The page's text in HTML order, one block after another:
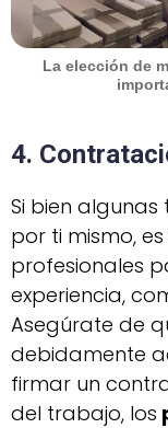
La elección de
4.
Si bien
por ti mismo,
profesionales
experiencia,
Asegúrate de
debidamente
firmar un
del trabajo, los